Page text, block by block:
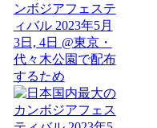
ンボジアフェステ
ィバル 2023年5月
3日, 4日 @東京・
代々木公園で配布
するため